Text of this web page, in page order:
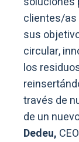
clientes/
sus
circular,
los
través de
de un
Dedeu,